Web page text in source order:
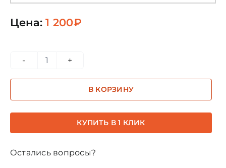
Цена:1 200₽
товара
квинтэссенция
2,5мл
В КОРЗИНУ
КУПИТЬ В 1 КЛИК
Остались вопросы?